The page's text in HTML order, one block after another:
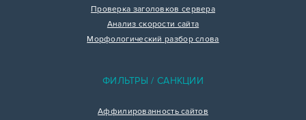
Проверка заголовков сервера
Анализ скорости сайта
Морфологический разбор слова
ФИЛЬТРЫ / САНКЦИИ
Аффилированность сайтов